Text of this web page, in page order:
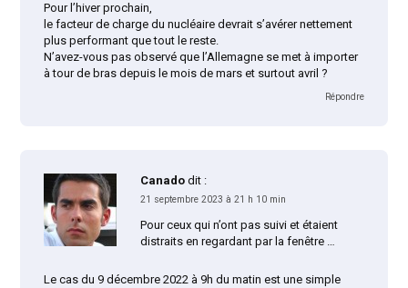
Pour l’hiver prochain,
le facteur de charge du nucléaire devrait s’avérer nettement
plus performant que tout le reste.
N’avez-vous pas observé que l’Allemagne se met à importer
à tour de bras depuis le mois de mars et surtout avril ?
Répondre
Canado dit :
21 septembre 2023 à 21 h 10 min
Pour ceux qui n’ont pas suivi et étaient
distraits en regardant par la fenêtre …
Le cas du 9 décembre 2022 à 9h du matin est une simple